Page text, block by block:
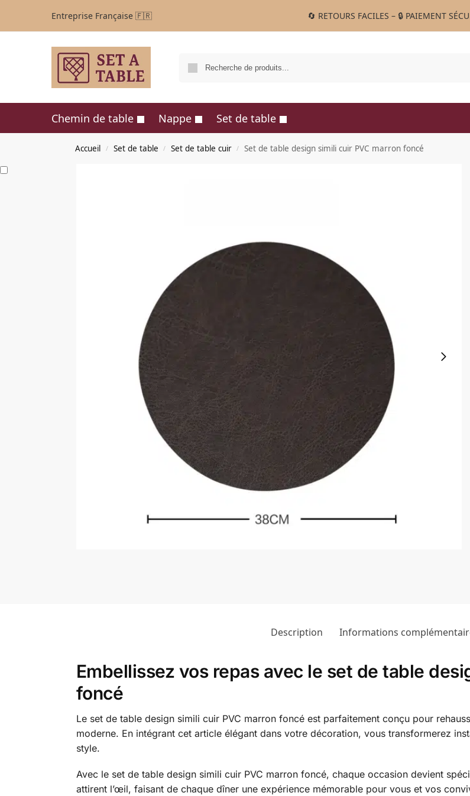
Entreprise Française 🇫🇷 🔄 RETOURS FACILES – 🔒 PAIEMENT
Chemin de table Nappe Set de table
Accueil / Set de table / Set de table cuir / Set de table design simili cuir PVC marron foncé
Description Informations
Embellissez vos repas avec le set de table
foncé
Le set de table design simili cuir PVC marron foncé est parfaitement conçu pour
moderne. En intégrant cet article élégant dans votre décoration, vous transformerez
style.
Avec le set de table design simili cuir PVC marron foncé, chaque occasion devient
attirent l’œil, faisant de chaque dîner une expérience mémorable pour vous et vos